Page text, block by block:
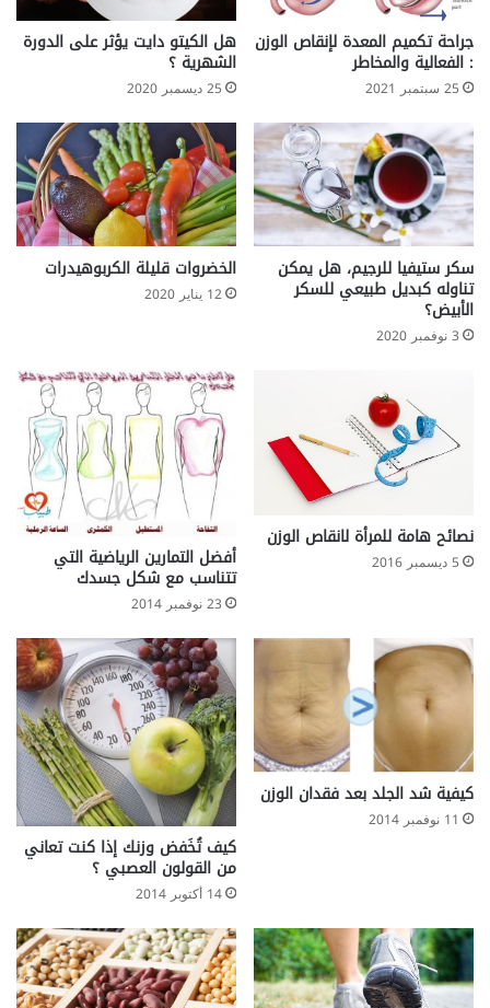
ي
د
ت
ي
جراحة تكميم المعدة لإنقاص الوزن
: الفعالية والمخاطر
25 سبتمبر 2021
هل الكيتو دايت يؤثر على الدورة
الشهرية ؟
25 ديسمبر 2020
سكر ستيفيا للرجيم، هل يمكن
تناوله كبديل طبيعي للسكر
الأبيض؟
3 نوفمبر 2020
الخضروات قليلة الكربوهيدرات
12 يناير 2020
نصائح هامة للمرأة لانقاص الوزن
5 ديسمبر 2016 أفضل التمارين الرياضية التي
تتناسب مع شكل جسدك
23 نوفمبر 2014
كيفية شد الجلد بعد فقدان الوزن
11 نوفمبر 2014
كيف تُخَفض وزنك إذا كنت تعاني
من القولون العصبي ؟
14 أكتوبر 2014